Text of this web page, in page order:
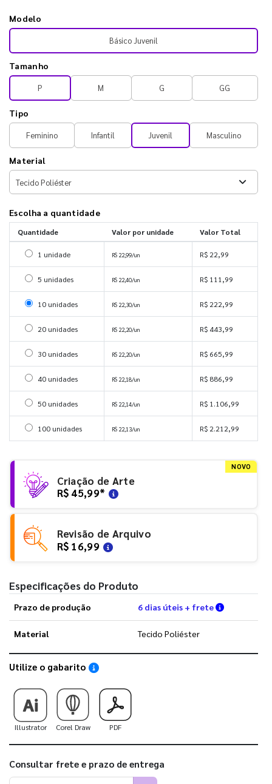
Modelo
Básico Juvenil
Tamanho
P M G GG
Tipo
Feminino Infantil Juvenil Masculino
Material
Escolha a quantidade
Quantidade Valor por unidade Valor Total
Selecionar 1 unidade
1 unidade R$ 22,99/un R$ 22,99
Selecionar 5 unidades
5 unidades R$ 22,40/un R$ 111,99
Selecionar 10 unidades
10 unidades R$ 22,30/un R$ 222,99
Selecionar 20 unidades
20 unidades R$ 22,20/un R$ 443,99
Selecionar 30 unidades
30 unidades R$ 22,20/un R$ 665,99
Selecionar 40 unidades
40 unidades R$ 22,18/un R$ 886,99
Selecionar 50 unidades
50 unidades R$ 22,14/un R$ 1.106,99
Selecionar 100 unidades
100 unidades R$ 22,13/un R$ 2.212,99
NOVO
Criação de Arte
R$ 45,99*
Revisão de Arquivo
R$ 16,99
Especificações do Produto
Prazo de produção 6 dias úteis + frete Verifique
Material Tecido Poliéster
Utilize o gabarito Saiba como utilizar os nossos gabaritos
Illustrator Corel Draw PDF
Consultar frete e prazo de entrega